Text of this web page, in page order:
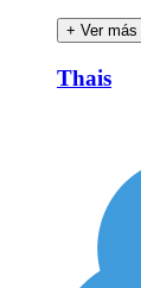
+ Ver más
Thais